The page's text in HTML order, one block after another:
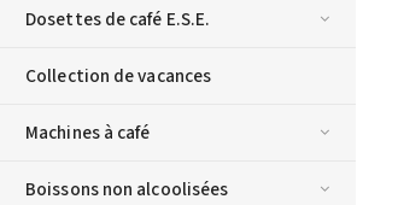
Dosettes de café E.S.E.
Collection de vacances
Machines à café
Boissons non alcoolisées